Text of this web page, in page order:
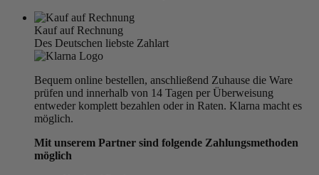
Kauf auf Rechnung
Des Deutschen liebste Zahlart
Bequem online bestellen, anschließend Zuhause die Ware
prüfen und innerhalb von 14 Tagen per Überweisung
entweder komplett bezahlen oder in Raten. Klarna macht es
möglich.
Mit unserem Partner sind folgende Zahlungsmethoden
möglich